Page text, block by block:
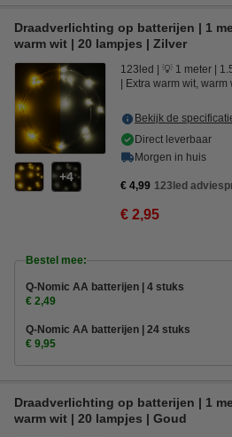
Draadverlichting op batterijen | 1
warm wit | 20 lampjes | Zilver
4
123led 💡 1 meter
Extra warm wit, warm
Bekijk de
Direct leverbaar
Morgen in huis
€ 4,99 123led
€ 2,95
Bestel mee:
Q-Nomic AA batterijen | 4 stuks
€ 2,49
Q-Nomic AA batterijen | 24 stuks
€ 9,95
Draadverlichting op batterijen | 1
warm wit | 20 lampjes | Goud